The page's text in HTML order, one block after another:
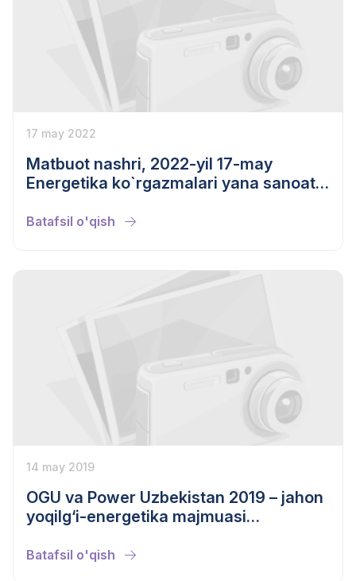
17 may 2022
Matbuot nashri, 2022-yil 17-may
Energetika ko`rgazmalari yana sanoat
muloqot markaziga aylanadi
Batafsil o'qish
14 may 2019
OGU va Power Uzbekistan 2019 – jahon
yoqilg‘i-energetika majmuasi
Batafsil o'qish